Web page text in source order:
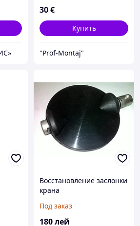
30€
Купить
"Prof-Montaj"
Восстановление заслонки
крана
Под заказ
180лей